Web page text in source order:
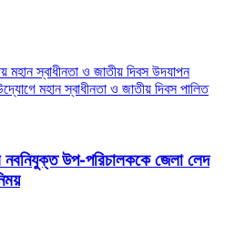
মহান স্বাধীনতা ও জাতীয় দিবস উদযাপন
মহান স্বাধীনতা ও জাতীয় দিবস পালিত
উপ-পরিচালককে জেলা লেদ